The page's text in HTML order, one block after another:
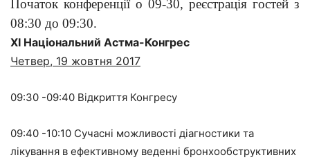
Початок конференції о 09-30, реєстрація гостей з
08:30 до 09:30.
XІ Національний Астма-Конгрес
Четвер, 19 жовтня 2017
09:30 -09:40 Відкриття Конгресу
09:40 -10:10 Сучасні можливості діагностики та
лікування в ефективному веденні бронхообструктивних